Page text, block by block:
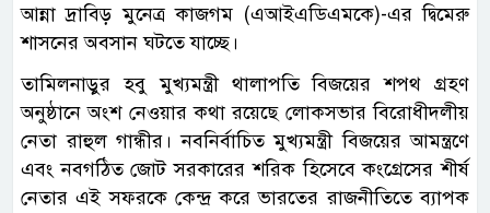
আন্না দ্রাবিড় মুনেত্র কাজগম (এআইএডিএমকে)-এর দ্বিমেরু
শাসনের অবসান ঘটতে যাচ্ছে।
তামিলনাড়ুর হবু মুখ্যমন্ত্রী থালাপতি বিজয়ের শপথ গ্রহণ
অনুষ্ঠানে অংশ নেওয়ার কথা রয়েছে লোকসভার বিরোধীদলীয়
নেতা রাহুল গান্ধীর। নবনির্বাচিত মুখ্যমন্ত্রী বিজয়ের আমন্ত্রণে
এবং নবগঠিত জোট সরকারের শরিক হিসেবে কংগ্রেসের শীর্ষ
নেতার এই সফরকে কেন্দ্র করে ভারতের রাজনীতিতে ব্যাপক